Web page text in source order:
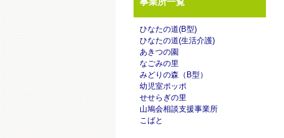
ひなたの道(B型)
ひなたの道(生活介護)
あきつの園
なごみの里
みどりの森（B型）
幼児室ポッポ
せせらぎの里
山鳩会相談支援事業所
こばと